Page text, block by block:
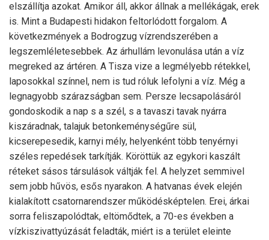
elszállítja azokat. Amikor áll, akkor állnak a mellékágak, erek
is. Mint a Budapesti hidakon feltorlódott forgalom. A
következmények a Bodrogzug vízrendszerében a
legszemléletesebbek. Az árhullám levonulása után a víz
megreked az ártéren. A Tisza vize a legmélyebb rétekkel,
laposokkal színnel, nem is tud róluk lefolyni a víz. Még a
legnagyobb szárazságban sem. Persze lecsapolásáról
gondoskodik a nap s a szél, s a tavaszi tavak nyárra
kiszáradnak, talajuk betonkeménységűre sül,
kicserepesedik, karnyi mély, helyenként több tenyérnyi
széles repedések tarkítják. Köröttük az egykori kaszált
réteket sásos társulások váltják fel. A helyzet semmivel
sem jobb hűvös, esős nyarakon. A hatvanas évek elején
kialakított csatornarendszer működésképtelen. Erei, árkai
sorra feliszapolódtak, eltömődtek, a 70-es években a
vízkiszivattyúzását feladták, miért is a terület eleinte